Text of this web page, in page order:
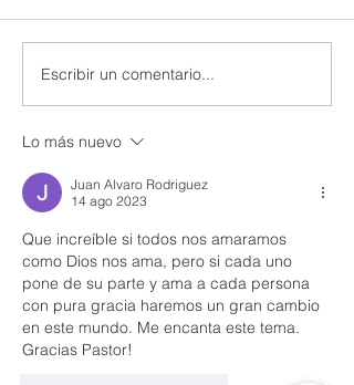
Escribir un comentario...
Lo más nuevo
Juan Alvaro Rodriguez
14 ago 2023
Que increíble si todos nos amaramos
como Dios nos ama, pero si cada uno
pone de su parte y ama a cada persona
con pura gracia haremos un gran cambio
en este mundo. Me encanta este tema.
Gracias Pastor!